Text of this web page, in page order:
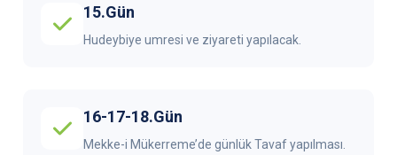
15.Gün
Hudeybiye umresi ve ziyareti yapılacak.
16-17-18.Gün
Mekke-i Mükerreme’de günlük Tavaf yapılması.